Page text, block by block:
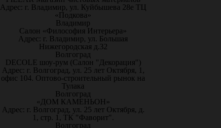
Адрес: г. Владимир, ул. Куйбышева 28е ТЦ
«Подкова»
Владимир
Салон «Философия Интерьера»
Адрес: г. Владимир, ул. Большая
Нижегородская д.32
Волгоград
DECOLE шоу-рум (Салон "Декорация")
Адрес: г. Волгоград, ул. 25 лет Октября, 1,
офис 104. Оптово-строительный рынок на
Тулака
Волгоград
«ДОМ КАМЕНЬОН»
Адрес: г. Волгоград, ул. 25 лет Октября, д.
1, стр. 1, ТК "Фаворит".
Волгоград